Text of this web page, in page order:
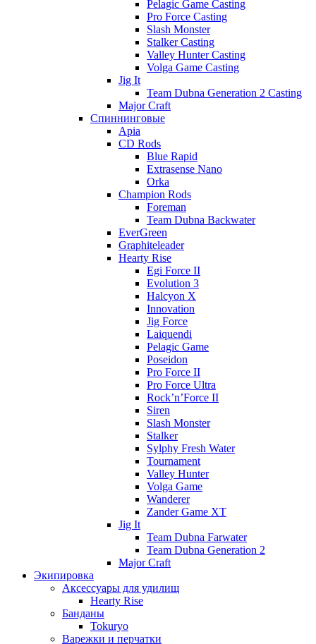
Pelagic Game Casting
Pro Force Casting
Slash Monster
Stalker Casting
Valley Hunter Casting
Volga Game Casting
Jig It
Team Dubna Generation 2 Casting
Major Craft
Спиннинговые
Apia
CD Rods
Blue Rapid
Extrasense Nano
Orka
Champion Rods
Foreman
Team Dubna Backwater
EverGreen
Graphiteleader
Hearty Rise
Egi Force II
Evolution 3
Halcyon X
Innovation
Jig Force
Laiquendi
Pelagic Game
Poseidon
Pro Force II
Pro Force Ultra
Rock’n’Force II
Siren
Slash Monster
Stalker
Sylphy Fresh Water
Tournament
Valley Hunter
Volga Game
Wanderer
Zander Game XT
Jig It
Team Dubna Farwater
Team Dubna Generation 2
Major Craft
Экипировка
Аксессуары для удилищ
Hearty Rise
Банданы
Tokuryo
Варежки и перчатки